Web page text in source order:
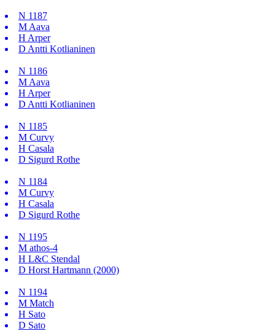
N 1187
M Aava
H Arper
D Antti Kotlianinen
N 1186
M Aava
H Arper
D Antti Kotlianinen
N 1185
M Curvy
H Casala
D Sigurd Rothe
N 1184
M Curvy
H Casala
D Sigurd Rothe
N 1195
M athos-4
H L&C Stendal
D Horst Hartmann (2000)
N 1194
M Match
H Sato
D Sato